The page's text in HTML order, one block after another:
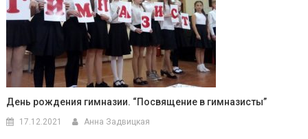
День рождения гимназии. “Посвящение в гимназисты”
17.12.2021 Анна Задвицкая